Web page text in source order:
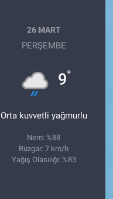
26 MART
PERŞEMBE
9°
Orta kuvvetli yağmurlu
Nem: %88
Rüzgar: 7 km/h
Yağış Olasılığı: %83